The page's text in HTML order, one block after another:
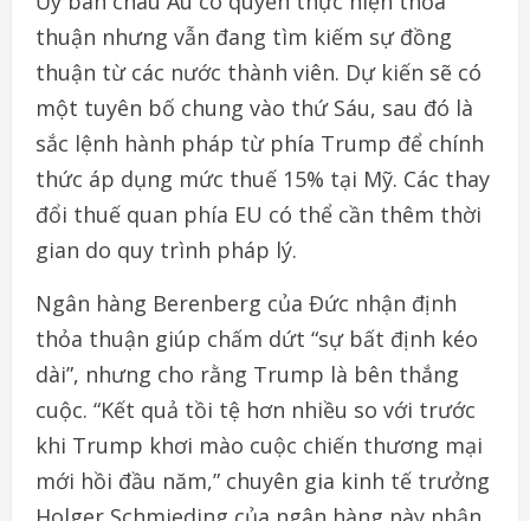
thuận nhưng vẫn đang tìm kiếm sự đồng
thuận từ các nước thành viên. Dự kiến sẽ có
một tuyên bố chung vào thứ Sáu, sau đó là
sắc lệnh hành pháp từ phía Trump để chính
thức áp dụng mức thuế 15% tại Mỹ. Các thay
đổi thuế quan phía EU có thể cần thêm thời
gian do quy trình pháp lý.
Ngân hàng Berenberg của Đức nhận định
thỏa thuận giúp chấm dứt “sự bất định kéo
dài”, nhưng cho rằng Trump là bên thắng
cuộc. “Kết quả tồi tệ hơn nhiều so với trước
khi Trump khơi mào cuộc chiến thương mại
mới hồi đầu năm,” chuyên gia kinh tế trưởng